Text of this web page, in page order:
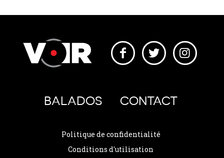
BALADOS CONTACT
Politique de confidentialité
Conditions d'utilisation